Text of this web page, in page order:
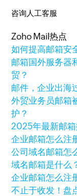
咨询人工客服
Zoho Mail热点
如何提高邮箱安
邮箱国外服务器
贸？
邮件，企业出海
外贸业务员邮箱
护？
2025年最新邮
企业邮箱怎么注
公司域名邮箱怎
域名邮箱是什么
企业邮箱怎么注
不止于收发！盘